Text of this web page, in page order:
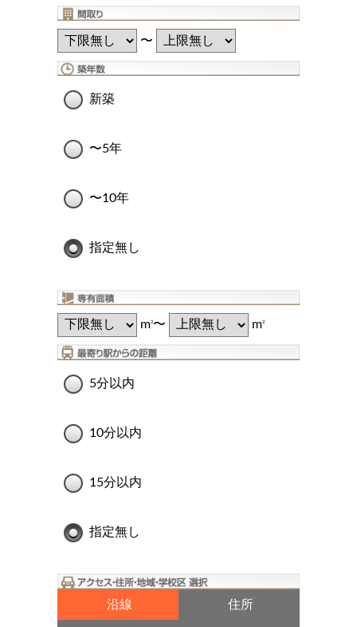
〜
新築
〜5年
〜10年
指定無し
m2〜 m2
5分以内
10分以内
15分以内
指定無し
沿線 住所